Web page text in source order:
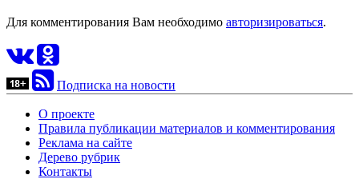
Для комментирования Вам необходимо авторизироваться.
Подписка на новости
О проекте
Правила публикации материалов и комментирования
Реклама на сайте
Дерево рубрик
Контакты